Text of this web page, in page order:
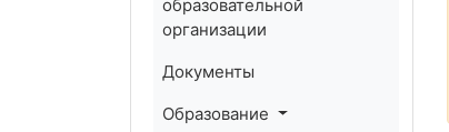
образовательной
организации
Документы
Образование